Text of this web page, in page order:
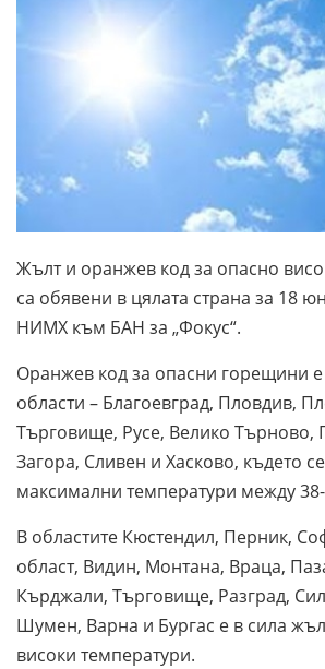
Жълт и оранжев код за опасно
са обявени в цялата страна за 18
НИМХ към БАН за „Фокус“.
Оранжев код за опасни горещини е
области – Благоевград, Пловдив,
Търговище, Русе, Велико Търново,
Загора, Сливен и Хасково, където
максимални температури между 38-
В областите Кюстендил, Перник,
област, Видин, Монтана, Враца,
Кърджали, Търговище, Разград,
Шумен, Варна и Бургас е в сила
високи температури.